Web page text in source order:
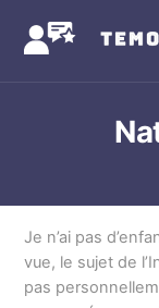
content
Je n’ai pas
vue, le sujet de
pas